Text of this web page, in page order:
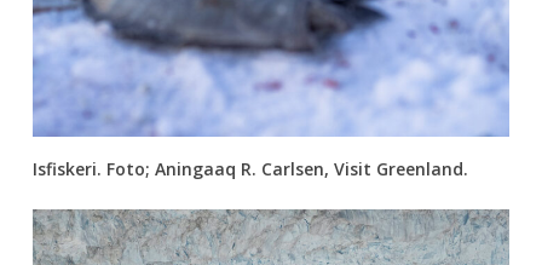
Isfiskeri. Foto; Aningaaq R. Carlsen, Visit Greenland.